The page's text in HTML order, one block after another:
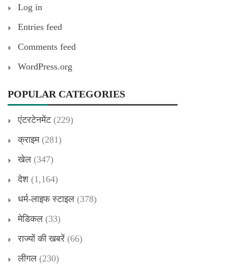
Log in
Entries feed
Comments feed
WordPress.org
POPULAR CATEGORIES
एंटरटेनमेंट(229)
क्राइम(281)
खेल (347)
देश (1,164)
धर्म-लाइफ स्टाइल (378)
मेडिकल (33)
राज्यों की खबरें (66)
लीगल (230)